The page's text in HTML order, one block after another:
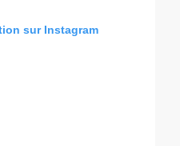
sur Instagram